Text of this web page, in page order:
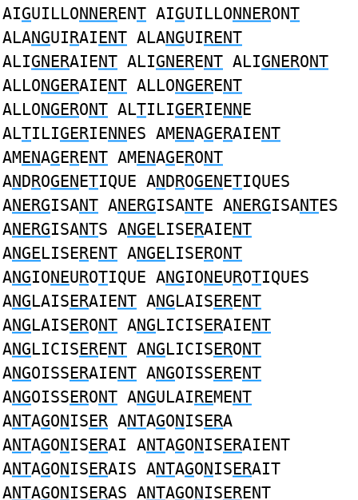
AIGUILLONNERENT AIGUILLONNERONT
ALANGUIRAIENT ALANGUIRENT
ALIGNERAIENT ALIGNERENT ALIGNERONT
ALLONGERAIENT ALLONGERENT
ALLONGERONT ALTILIGERIENNE
ALTILIGERIENNES AMENAGERAIENT
AMENAGERENT AMENAGERONT
ANDROGENETIQUE ANDROGENETIQUES
ANERGISANT ANERGISANTE ANERGISANTES
ANERGISANTS ANGELISERAIENT
ANGELISERENT ANGELISERONT
ANGIONEUROTIQUE ANGIONEUROTIQUES
ANGLAISERAIENT ANGLAISERENT
ANGLAISERONT ANGLICISERAIENT
ANGLICISERENT ANGLICISERONT
ANGOISSERAIENT ANGOISSERENT
ANGOISSERONT ANGULAIREMENT
ANTAGONISER ANTAGONISERA
ANTAGONISERAI ANTAGONISERAIENT
ANTAGONISERAIS ANTAGONISERAIT
ANTAGONISERAS ANTAGONISERENT